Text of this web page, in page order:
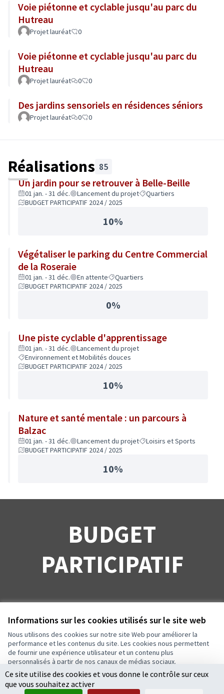
Informations sur les cookies utilisés sur le site web
Nous utilisons des cookies sur notre site Web pour améliorer la
performance et les contenus du site. Les cookies nous permettent
de fournir une expérience utilisateur et un contenu plus
personnalisés à partir de nos canaux de médias sociaux.
Tout accepter
Accepter seulement les cookies essentiels
Voie piétonne et cyclable jusqu'au parc du
Hutreau
Projet lauréat 0
Voie piétonne et cyclable jusqu'au parc du
Hutreau
Projet lauréat 0 0
Des jardins sensoriels en résidences séniors
Projet lauréat 0 0
Réalisations 85
Un jardin pour se retrouver à Belle-Beille
01 jan. - 31 déc. Lancement du projet
Quartiers
BUDGET PARTICIPATIF 2024 / 2025
10%
Végétaliser le parking du Centre Commercial
de la Roseraie
01 jan. - 31 déc. En attente
Quartiers
BUDGET PARTICIPATIF 2024 / 2025
0%
Une piste cyclable d'apprentissage
01 jan. - 31 déc.
Lancement du projet
Environnement et Mobilités douces
BUDGET PARTICIPATIF 2024 / 2025
10%
Nature et santé mentale : un parcours à
Balzac
01 jan. - 31 déc. Lancement du projet
Loisirs et Sports
BUDGET PARTICIPATIF 2024 / 2025
10%
BUDGET
PARTICIPATIF
Conditions d'utilisation
Paramètres des cookies
Ecrivons Angers sur X
(Lien externe)
Ecrivons Angers sur Facebook
(Lien externe)
Ce site utilise des cookies et vous donne le contrôle sur ceux
que vous souhaitez activer